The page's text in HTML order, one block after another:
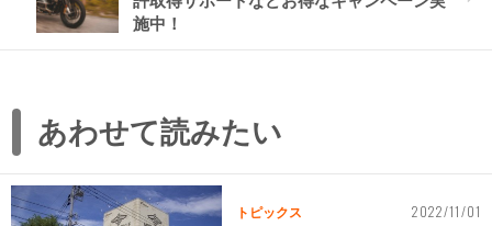
施中！
あわせて読みたい
トピックス 2022/11/01